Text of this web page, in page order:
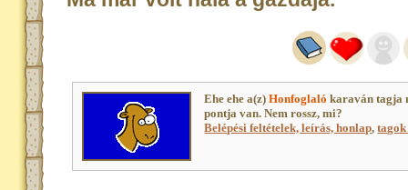
Ehe ehe a(z)Honfoglaló karaván tagja
pontja van. Nem rossz, mi?
Belépési feltételek, leírás, honlap,